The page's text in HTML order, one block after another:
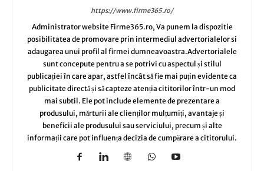
https://www.firme365.ro/
Administrator website Firme365.ro, Va punem la dispozitie
posibilitatea de promovare prin intermediul advertorialelor si
adaugarea unui profil al firmei dumneavoastra.Advertorialele
sunt concepute pentru a se potrivi cu aspectul și stilul
publicației în care apar, astfel încât să fie mai puțin evidente ca
publicitate directă și să capteze atenția cititorilor într-un mod
mai subtil. Ele pot include elemente de prezentare a
produsului, mărturii ale clienților mulțumiți, avantaje și
beneficii ale produsului sau serviciului, precum și alte
informații care pot influența decizia de cumpărare a cititorului.